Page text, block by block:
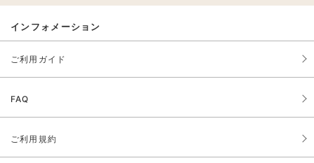
インフォメーション
ご利用ガイド
FAQ
ご利用規約